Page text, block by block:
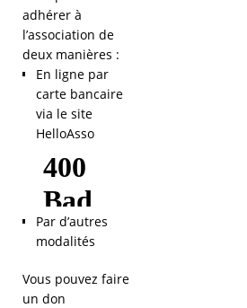
adhérer à
l’association de
deux manières :
En ligne par
carte bancaire
via le site
HelloAsso
Par d’autres
modalités
Vous pouvez faire
un don